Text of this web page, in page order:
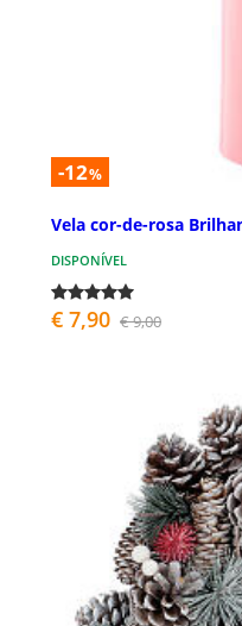
-12%
Vela cor-de-rosa
DISPONÍVEL
€ 7,90 € 9,00